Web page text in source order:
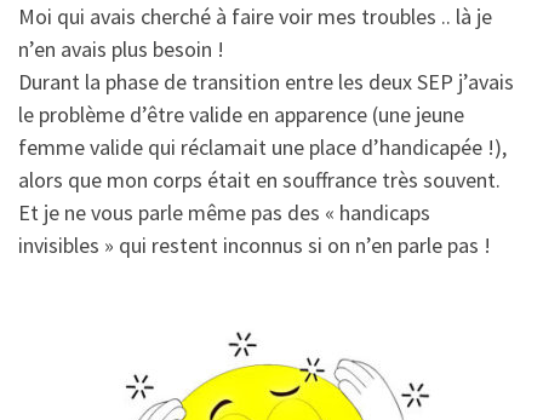
Moi qui avais cherché à faire voir mes troubles .. là je
n’en avais plus besoin !
Durant la phase de transition entre les deux SEP j’avais
le problème d’être valide en apparence (une jeune
femme valide qui réclamait une place d’handicapée !),
alors que mon corps était en souffrance très souvent.
Et je ne vous parle même pas des « handicaps
invisibles » qui restent inconnus si on n’en parle pas !